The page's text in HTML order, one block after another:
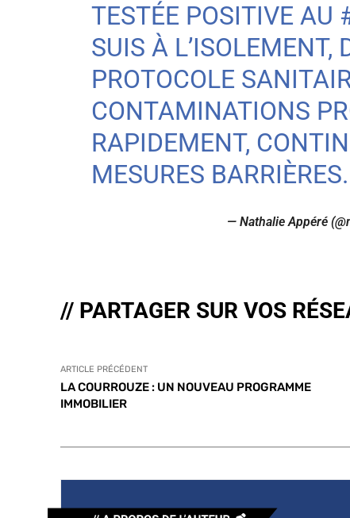
TESTÉE POSITIVE AU
SUIS À L’ISOLEMENT,
PROTOCOLE
CONTAMINATIONS
RAPIDEMENT,
MESURES BARRIÈRES.
— Nathalie Appéré
// PARTAGER SUR VOS
ARTICLE PRÉCÉDENT
LA COURROUZE : UN NOUVEAU PROGRAMME
IMMOBILIER